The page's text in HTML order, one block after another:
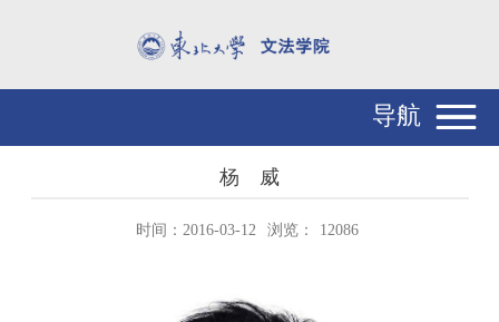
导航
杨 威
时间：2016-03-12 浏览： 12086